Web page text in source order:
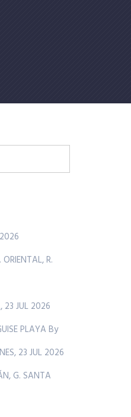
R.
23 JUL 2026
PLAYA By
23 JUL 2026
G. SANTA